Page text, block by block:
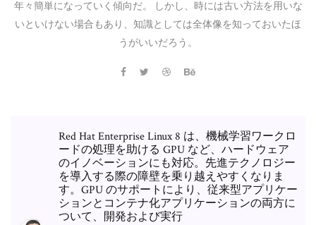
年々簡単になっていく傾向だ。 しかし、時には古い方法を用いな
いといけない場合もあり、知識としては全体像を知っておいたほ
うがいいだろう。
Red Hat Enterprise Linux 8 は、機械学習ワークロ
ードの処理を助ける GPU など、ハードウェア
のイノベーションにも対応。先進テクノロジー
を導入する際の障壁を乗り越えやすくなりま
す。GPU のサポートにより、従来型アプリケー
ションとコンテナ化アプリケーションの両方に
ついて、開発および実行